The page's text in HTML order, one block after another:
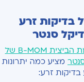
בדיקות זרע
סנטר
בנק הזרע ותרומת הביצית B-MOM של
מציע כמה יתרונות
בדיקות זרע: